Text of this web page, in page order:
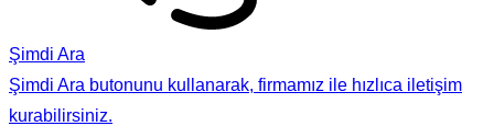
Şimdi Ara
Şimdi Ara butonunu kullanarak, firmamız ile hızlıca iletişim
kurabilirsiniz.